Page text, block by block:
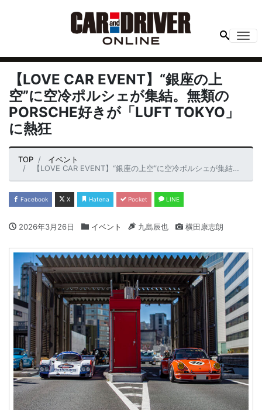
【LOVE CAR EVENT】“銀座の上
空”に空冷ポルシェが集結。無類の
PORSCHE好きが「LUFT TOKYO」
に熱狂
TOP
イベント
【LOVE CAR EVENT】“銀座の上空”に空冷ポルシェが集結。無類のPORSCHE好きが「LUFT TOKYO」に熱狂
Facebook X Hatena Pocket LINE
2026年3月26日 イベント 九島辰也 横田康志朗